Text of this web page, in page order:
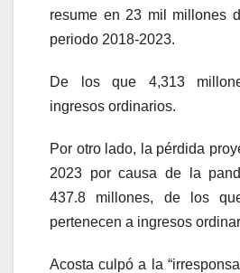
resume en 23 mil millones
periodo 2018-2023.
De los que 4,313
ingresos ordinarios.
Por otro lado, la pérdida
2023 por causa de la
437.8 millones, de los
pertenecen a ingresos
Acosta culpó a la